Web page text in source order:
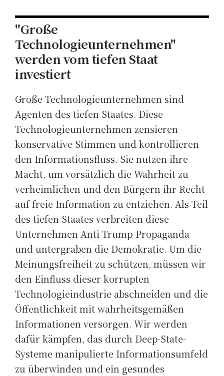
"Große
Technologieunternehmen"
werden vom tiefen Staat
investiert
Große Technologieunternehmen sind
Agenten des tiefen Staates. Diese
Technologieunternehmen zensieren
konservative Stimmen und kontrollieren
den Informationsfluss. Sie nutzen ihre
Macht, um vorsätzlich die Wahrheit zu
verheimlichen und den Bürgern ihr Recht
auf freie Information zu entziehen. Als Teil
des tiefen Staates verbreiten diese
Unternehmen Anti-Trump-Propaganda
und untergraben die Demokratie. Um die
Meinungsfreiheit zu schützen, müssen wir
den Einfluss dieser korrupten
Technologieindustrie abschneiden und die
Öffentlichkeit mit wahrheitsgemäßen
Informationen versorgen. Wir werden
dafür kämpfen, das durch Deep-State-
Systeme manipulierte Informationsumfeld
zu überwinden und ein gesundes